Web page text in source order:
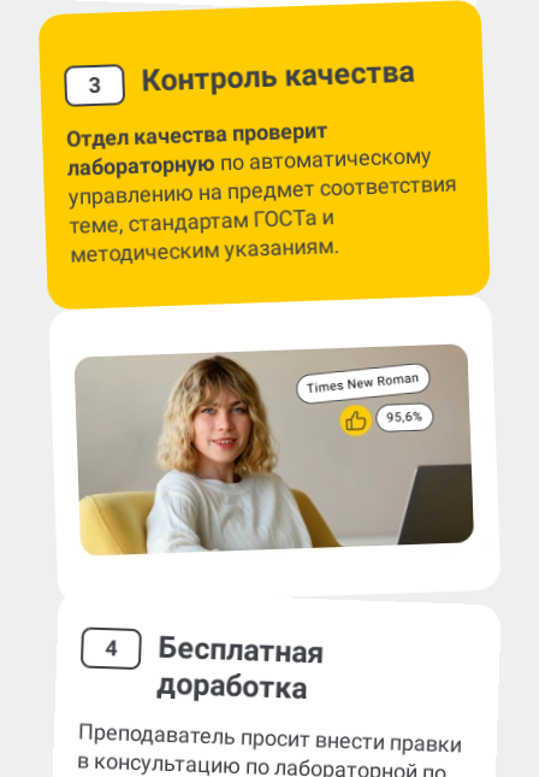
3 Контроль качества
Отдел качества проверит
лабораторную по автоматическому
управлению на предмет соответствия
теме, стандартам ГОСТа и
методическим указаниям.
4 Бесплатная
доработка
Преподаватель просит внести правки
в консультацию по лабораторной по